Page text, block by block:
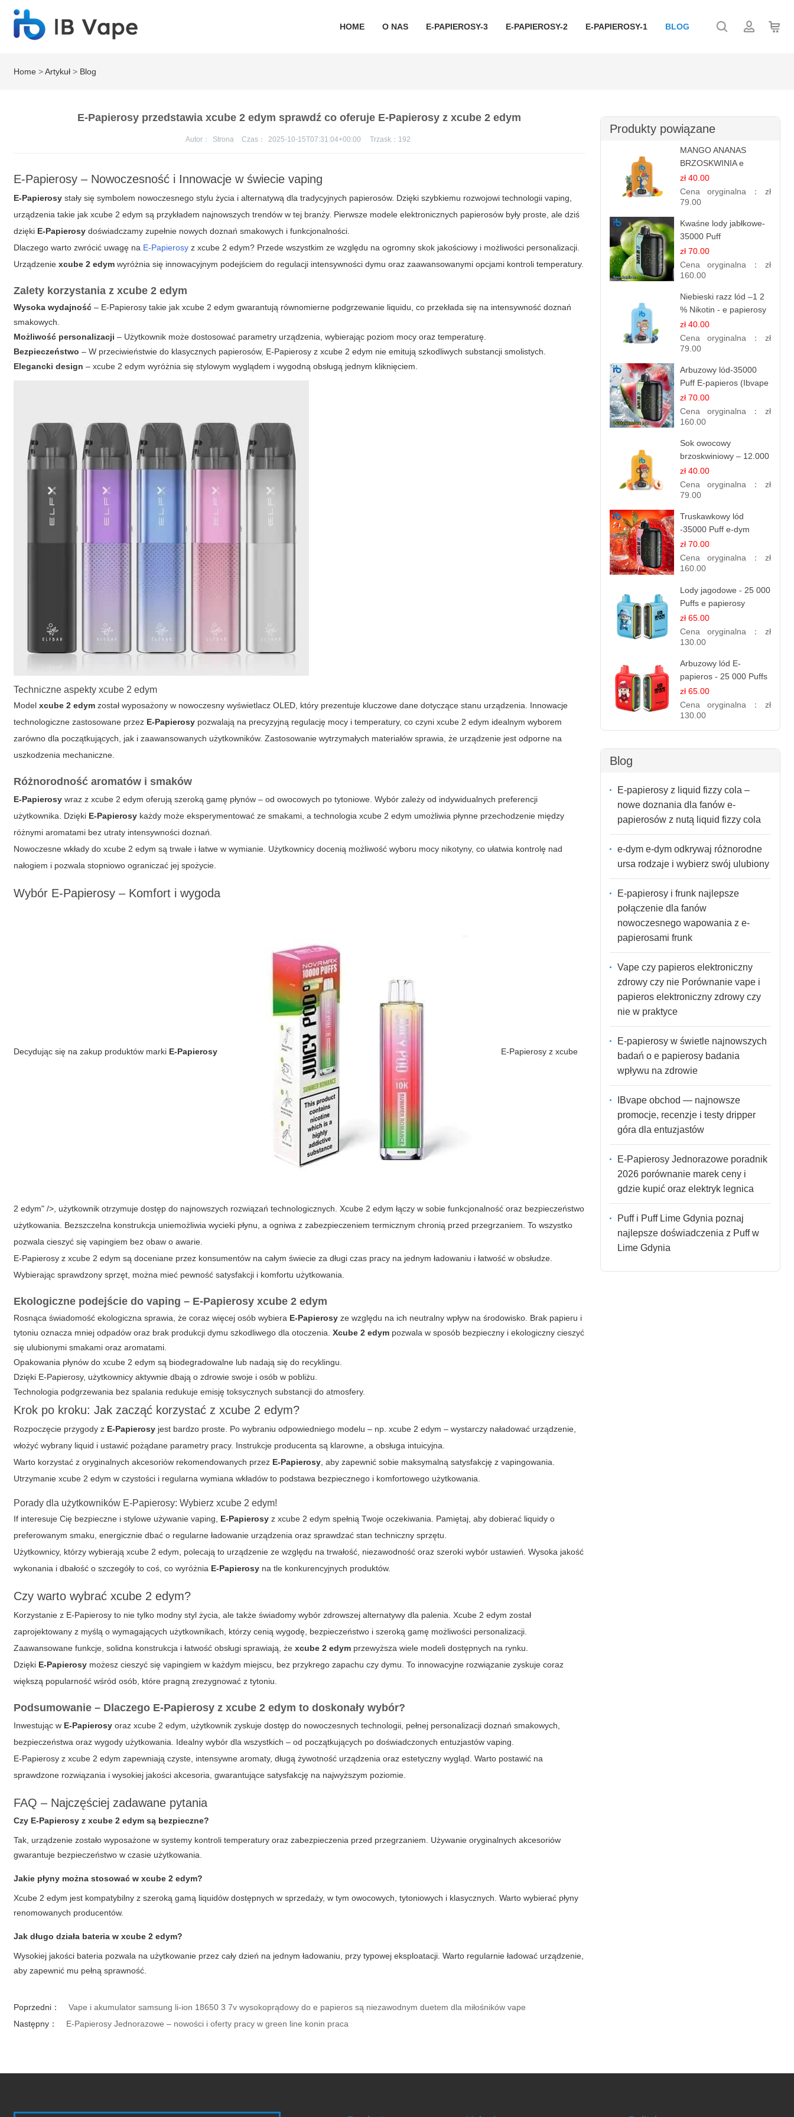
HOME O NAS E-PAPIEROSY-3 E-PAPIEROSY-2 E-PAPIEROSY-1 BLOG
Home >Artykuł > Blog
E-Papierosy przedstawia xcube 2 edym sprawdź co oferuje E-Papierosy z xcube 2 edym
Autor： Strona Czas： 2025-10-15T07:31:04+00:00 Trzask： 192
E-Papierosy – Nowoczesność i Innowacje w świecie vaping
E-Papierosy stały się symbolem nowoczesnego stylu życia i alternatywą dla tradycyjnych papierosów. Dzięki szybkiemu rozwojowi technologii vaping,
urządzenia takie jakxcube 2 edym są przykładem najnowszych trendów w tej branży. Pierwsze modele elektronicznych papierosów były proste, ale dziś
dzięki E-Papierosy doświadczamy zupełnie nowych doznań smakowych i funkcjonalności.
Dlaczego warto zwrócić uwagę na E-Papierosy z xcube 2 edym? Przede wszystkim ze względu na ogromny skok jakościowy i możliwości personalizacji.
Urządzeniexcube 2 edym wyróżnia się innowacyjnym podejściem do regulacji intensywności dymu oraz zaawansowanymi opcjami kontroli temperatury.
Zalety korzystania z xcube 2 edym
Wysoka wydajność – E-Papierosy takie jak xcube 2 edym gwarantują równomierne podgrzewanie liquidu, co przekłada się na intensywność doznań
smakowych.
Możliwość personalizacji – Użytkownik może dostosować parametry urządzenia, wybierając poziom mocy oraz temperaturę.
Bezpieczeństwo – W przeciwieństwie do klasycznych papierosów, E-Papierosy z xcube 2 edym nie emitują szkodliwych substancji smolistych.
Elegancki design – xcube 2 edym wyróżnia się stylowym wyglądem i wygodną obsługą jednym kliknięciem.
Techniczne aspekty xcube 2 edym
Modelxcube 2 edym został wyposażony w nowoczesny wyświetlacz OLED, który prezentuje kluczowe dane dotyczące stanu urządzenia. Innowacje
technologiczne zastosowane przez E-Papierosy pozwalają na precyzyjną regulację mocy i temperatury, co czyni xcube 2 edym idealnym wyborem
zarówno dla początkujących, jak i zaawansowanych użytkowników. Zastosowanie wytrzymałych materiałów sprawia, że urządzenie jest odporne na
uszkodzenia mechaniczne.
Różnorodność aromatów i smaków
E-Papierosy wraz z xcube 2 edym oferują szeroką gamę płynów – od owocowych po tytoniowe. Wybór zależy od indywidualnych preferencji
użytkownika. Dzięki E-Papierosy każdy może eksperymentować ze smakami, a technologia xcube 2 edym umożliwia płynne przechodzenie między
różnymi aromatami bez utraty intensywności doznań.
Nowoczesne wkłady do xcube 2 edym są trwałe i łatwe w wymianie. Użytkownicy docenią możliwość wyboru mocy nikotyny, co ułatwia kontrolę nad
nałogiem i pozwala stopniowo ograniczać jej spożycie.
Wybór E-Papierosy – Komfort i wygoda
Decydując się na zakup produktów marki E-Papierosy E-Papierosy z xcube
2 edym" />, użytkownik otrzymuje dostęp do najnowszych rozwiązań technologicznych. Xcube 2 edym łączy w sobie funkcjonalność oraz bezpieczeństwo
użytkowania. Bezszczelna konstrukcja uniemożliwia wycieki płynu, a ogniwa z zabezpieczeniem termicznym chronią przed przegrzaniem. To wszystko
pozwala cieszyć się vapingiem bez obaw o awarie.
E-Papierosy z xcube 2 edym są doceniane przez konsumentów na całym świecie za długi czas pracy na jednym ładowaniu i łatwość w obsłudze.
Wybierając sprawdzony sprzęt, można mieć pewność satysfakcji i komfortu użytkowania.
Ekologiczne podejście do vaping – E-Papierosy xcube 2 edym
Rosnąca świadomość ekologiczna sprawia, że coraz więcej osób wybiera E-Papierosy ze względu na ich neutralny wpływ na środowisko. Brak papieru i
tytoniu oznacza mniej odpadów oraz brak produkcji dymu szkodliwego dla otoczenia.Xcube 2 edym pozwala w sposób bezpieczny i ekologiczny cieszyć
się ulubionymi smakami oraz aromatami.
Opakowania płynów do xcube 2 edym są biodegradowalne lub nadają się do recyklingu.
Dzięki E-Papierosy, użytkownicy aktywnie dbają o zdrowie swoje i osób w pobliżu.
Technologia podgrzewania bez spalania redukuje emisję toksycznych substancji do atmosfery.
Krok po kroku: Jak zacząć korzystać z xcube 2 edym?
Rozpoczęcie przygody z E-Papierosy jest bardzo proste. Po wybraniu odpowiedniego modelu – np. xcube 2 edym – wystarczy naładować urządzenie,
włożyć wybrany liquid i ustawić pożądane parametry pracy. Instrukcje producenta są klarowne, a obsługa intuicyjna.
Warto korzystać z oryginalnych akcesoriów rekomendowanych przez E-Papierosy , aby zapewnić sobie maksymalną satysfakcję z vapingowania.
Utrzymanie xcube 2 edym w czystości i regularna wymiana wkładów to podstawa bezpiecznego i komfortowego użytkowania.
Porady dla użytkowników E-Papierosy: Wybierz xcube 2 edym!
If interesuje Cię bezpieczne i stylowe używanie vaping, E-Papierosy z xcube 2 edym spełnią Twoje oczekiwania. Pamiętaj, aby dobierać liquidy o
preferowanym smaku, energicznie dbać o regularne ładowanie urządzenia oraz sprawdzać stan techniczny sprzętu.
Użytkownicy, którzy wybierają xcube 2 edym, polecają to urządzenie ze względu na trwałość, niezawodność oraz szeroki wybór ustawień. Wysoka jakość
wykonania i dbałość o szczegóły to coś, co wyróżnia E-Papierosy na tle konkurencyjnych produktów.
Czy warto wybrać xcube 2 edym?
Korzystanie z E-Papierosy to nie tylko modny styl życia, ale także świadomy wybór zdrowszej alternatywy dla palenia. Xcube 2 edym został
zaprojektowany z myślą o wymagających użytkownikach, którzy cenią wygodę, bezpieczeństwo i szeroką gamę możliwości personalizacji.
Zaawansowane funkcje, solidna konstrukcja i łatwość obsługi sprawiają, żexcube 2 edym przewyższa wiele modeli dostępnych na rynku.
Dzięki E-Papierosy możesz cieszyć się vapingiem w każdym miejscu, bez przykrego zapachu czy dymu. To innowacyjne rozwiązanie zyskuje coraz
większą popularność wśród osób, które pragną zrezygnować z tytoniu.
Podsumowanie – Dlaczego E-Papierosy z xcube 2 edym to doskonały wybór?
Inwestując w E-Papierosy oraz xcube 2 edym, użytkownik zyskuje dostęp do nowoczesnych technologii, pełnej personalizacji doznań smakowych,
bezpieczeństwa oraz wygody użytkowania. Idealny wybór dla wszystkich – od początkujących po doświadczonych entuzjastów vaping.
E-Papierosy z xcube 2 edym zapewniają czyste, intensywne aromaty, długą żywotność urządzenia oraz estetyczny wygląd. Warto postawić na
sprawdzone rozwiązania i wysokiej jakości akcesoria, gwarantujące satysfakcję na najwyższym poziomie.
FAQ – Najczęściej zadawane pytania
Czy E-Papierosy z xcube 2 edym są bezpieczne?
Tak, urządzenie zostało wyposażone w systemy kontroli temperatury oraz zabezpieczenia przed przegrzaniem. Używanie oryginalnych akcesoriów
gwarantuje bezpieczeństwo w czasie użytkowania.
Jakie płyny można stosować w xcube 2 edym?
Xcube 2 edym jest kompatybilny z szeroką gamą liquidów dostępnych w sprzedaży, w tym owocowych, tytoniowych i klasycznych. Warto wybierać płyny
renomowanych producentów.
Jak długo działa bateria w xcube 2 edym?
Wysokiej jakości bateria pozwala na użytkowanie przez cały dzień na jednym ładowaniu, przy typowej eksploatacji. Warto regularnie ładować urządzenie,
aby zapewnić mu pełną sprawność.
Poprzedni：
Vape i akumulator samsung li-ion 18650 3 7v wysokoprądowy do e papieros są niezawodnym duetem dla miłośników vape
Następny：
E-Papierosy Jednorazowe – nowości i oferty pracy w green line konin praca
Produkty powiązane
MANGO ANANAS
BRZOSKWINIA e
papierosy – 12.000
zaciągnięć
zł 40.00
Cena oryginalna： zł
79.00
Kwaśne lody jabłkowe-
35000 Puff
elektroniczny papieros
zł 70.00
Cena oryginalna： zł
160.00
Niebieski razz lód –1 2
% Nikotin - e papierosy
jednorazowe
zł 40.00
Cena oryginalna： zł
79.00
Arbuzowy lód-35000
Puff E-papieros (Ibvape
Bar )
zł 70.00
Cena oryginalna： zł
160.00
Sok owocowy
brzoskwiniowy – 12.000
zaciągnięć – e
papierosy jednorazowe
zł 40.00
Cena oryginalna： zł
79.00
Truskawkowy lód
-35000 Puff e-dym
zł 70.00
Cena oryginalna： zł
160.00
Lody jagodowe - 25 000
Puffs e papierosy
jednorazowe
zł 65.00
Cena oryginalna： zł
130.00
Arbuzowy lód E-
papieros - 25 000 Puffs
zł 65.00
Cena oryginalna： zł
130.00
Blog
E-papierosy z liquid fizzy cola –
nowe doznania dla fanów e-
papierosów z nutą liquid fizzy cola
e-dym e-dym odkrywaj różnorodne
ursa rodzaje i wybierz swój ulubiony
E-papierosy i frunk najlepsze
połączenie dla fanów
nowoczesnego wapowania z e-
papierosami frunk
Vape czy papieros elektroniczny
zdrowy czy nie Porównanie vape i
papieros elektroniczny zdrowy czy
nie w praktyce
E-papierosy w świetle najnowszych
badań o e papierosy badania
wpływu na zdrowie
IBvape obchod — najnowsze
promocje, recenzje i testy dripper
góra dla entuzjastów
E-Papierosy Jednorazowe poradnik
2026 porównanie marek ceny i
gdzie kupić oraz elektryk legnica
Puff i Puff Lime Gdynia poznaj
najlepsze doświadczenia z Puff w
Lime Gdynia